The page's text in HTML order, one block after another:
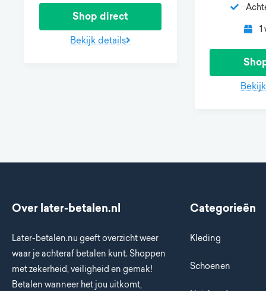
Shop direct
Bekijk details
Over later-betalen.nl
Later-betalen.nu geeft overzicht weer
waar je achteraf betalen kunt. Shoppen
met zekerheid, veiligheid en gemak!
Betalen wanneer het jou uitkomt,
Categorieën
Kleding
Schoenen